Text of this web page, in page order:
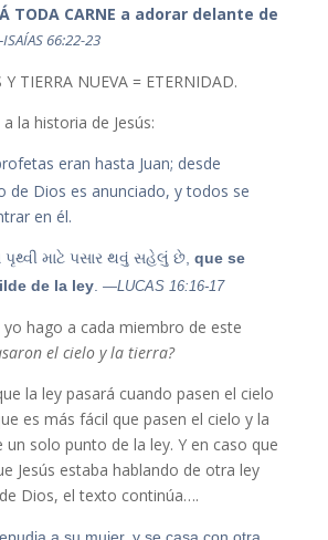
TODA CARNE a adorar delante de
-ISAÍAS 66:22-23
Y TIERRA NUEVA = ETERNIDAD.
la historia de Jesús:
eran hasta Juan; desde
de Dios es anunciado, y todos se
en él.
માટે પસાર થવું સહેલું છે, que se
de la ley. —LUCAS 16:16-17
hago a cada miembro de este
el cielo y la tierra?
la ley pasará cuando pasen el cielo
es más fácil que pasen el cielo y la
un solo punto de la ley. Y en caso que
Jesús estaba hablando de otra ley
Dios, el texto continúa….
a su mujer, y se casa con otra,